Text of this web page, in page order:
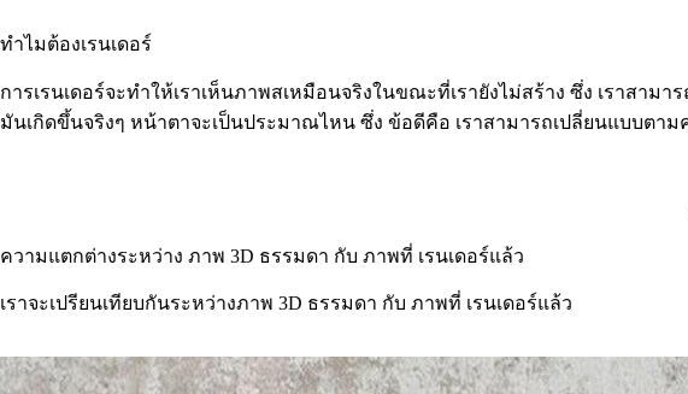
ทำไมต้องเรนเดอร์
การเรนเดอร์จะทำให้เราเห็นภาพสเหมือนจริงในขณะที่เรายังไม่สร้าง ซึ่ง เราสา
มันเกิดขึ้นจริงๆ หน้าตาจะเป็นประมาณไหน ซึ่ง ข้อดีคือ เราสามารถเปลี่ยนแบบตา
ความแตกต่างระหว่าง ภาพ 3D ธรรมดา กับ ภาพที่ เรนเดอร์แล้ว
เราจะเปรียนเทียบกันระหว่างภาพ 3D ธรรมดา กับ ภาพที่ เรนเดอร์แล้ว